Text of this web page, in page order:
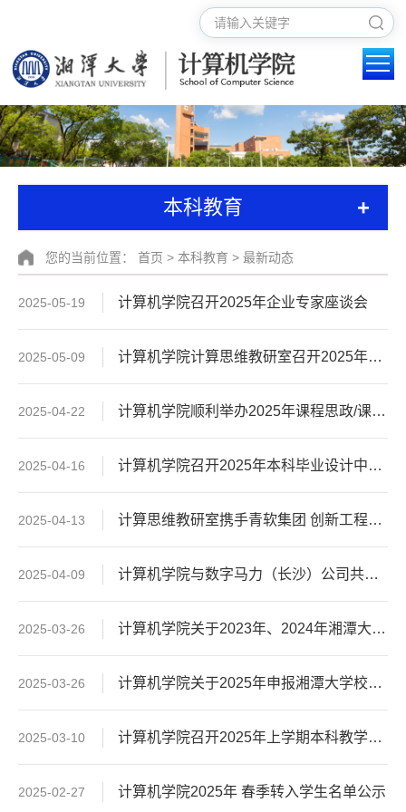
本科教育 +
您的当前位置： 首页 > 本科教育 > 最新动态
2025-05-19 计算机学院召开2025年企业专家座谈会
2025-05-09 计算机学院计算思维教研室召开2025年湘潭大学教学成果奖申报讨论会​
2025-04-22 计算机学院顺利举办2025年课程思政/课堂教学竞赛选拔赛暨青年教师教学能力提升研讨会
2025-04-16 计算机学院召开2025年本科毕业设计中期检查座谈会
2025-04-13 计算思维教研室携手青软集团 创新工程教育范式 培育国产化软硬件人才
2025-04-09 计算机学院与数字马力（长沙）公司共探校企合作课程建设，聚焦 AI 时代工程师培养​
2025-03-26 计算机学院关于2023年、2024年湘潭大学教学改革研究项目中期检查评审结果公示
2025-03-26 计算机学院关于2025年申报湘潭大学校级教学改革项目评审结果公示
2025-03-10 计算机学院召开2025年上学期本科教学质量监控与督导工作会议
2025-02-27 计算机学院2025年 春季转入学生名单公示